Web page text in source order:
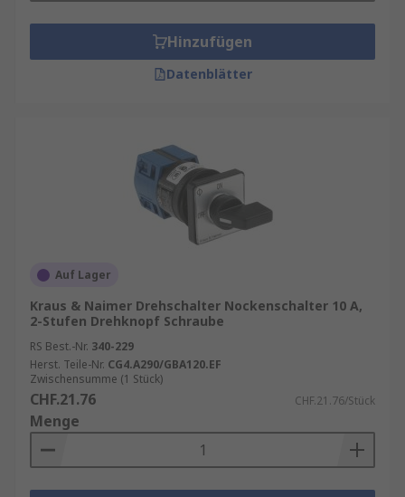
Hinzufügen
Datenblätter
Auf Lager
Kraus & Naimer Drehschalter Nockenschalter 10 A,
2-Stufen Drehknopf Schraube
RS Best.-Nr. 340-229
Herst. Teile-Nr. CG4.A290/GBA120.EF
Zwischensumme (1 Stück)
CHF.21.76 CHF.21.76/Stück
Menge